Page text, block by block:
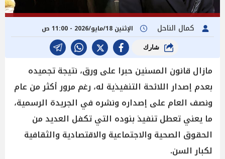
كمال الناحل الإثنين 18/مايو/2026 - 11:00 ص
شارك
مازال قانون المسنين حبرا على ورق، نتيجة تجميده
بعدم إصدار اللائحة التنفيذية له، رغم مرور أكثر من عام
ونصف العام على إصداره ونشره في الجريدة الرسمية،
ما يعني تعطل تنفيذ بنوده التي تكفل العديد من
الحقوق الصحية والاجتماعية والاقتصادية والثقافية
لكبار السن.